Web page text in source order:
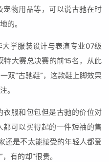
物用品等，可以说古驰在时
的。
学服装设计与表演专业07级
大赛总决赛的前15名，从此
双“古驰鞋”，这款鞋上脚效果
。
服和包包但是古驰的价位对
可以买得起的一件短袖的售
还是不太能接受的年轻人都爱
有的却“很贵。